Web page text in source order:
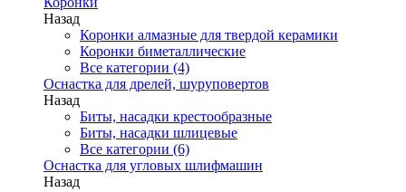
Назад
Коронки алмазные для твердой керамики
Коронки биметаллические
Все категории (4)
Оснастка для дрелей, шуруповертов
Назад
Биты, насадки крестообразные
Биты, насадки шлицевые
Все категории (6)
Оснастка для угловых шлифмашин
Назад